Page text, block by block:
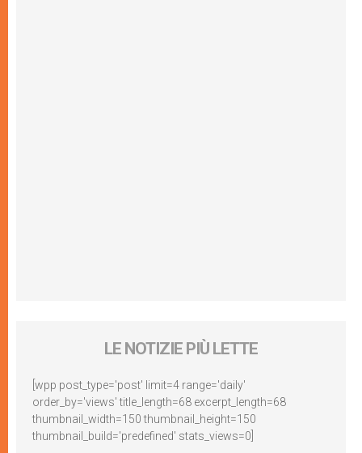
LE NOTIZIE PIÙ LETTE
[wpp post_type='post' limit=4 range='daily'
order_by='views' title_length=68 excerpt_length=68
thumbnail_width=150 thumbnail_height=150
thumbnail_build='predefined' stats_views=0]